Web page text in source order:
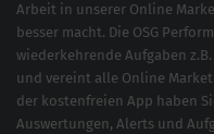
Arbeit in unserer Online
besser macht. Die OSG
wiederkehrende Aufgaben
und vereint alle Online
der kostenfreien App haben
Auswertungen, Alerts und